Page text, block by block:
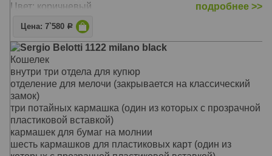
Цвет: коричневый
Размер: 20 x 10.5 x 4 см
подробнее >>
Цена: 7`580 Р
Sergio Belotti 1122 milano black
Кошелек
внутри три отдела для купюр
отделение для мелочи (закрывается на классический
замок)
три потайных кармашка (один из которых с прозрачной
пластиковой вставкой)
кармашек для бумаг на молнии
шесть кармашков для пластиковых карт (один из